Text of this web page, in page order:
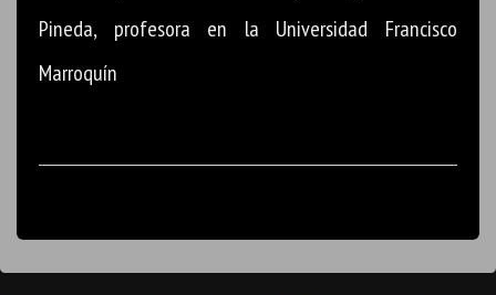
Pineda, profesora en la Universidad Francisco
Marroquín